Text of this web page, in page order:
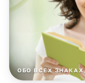
ОБО ВСЕХ ЗНАКАХ